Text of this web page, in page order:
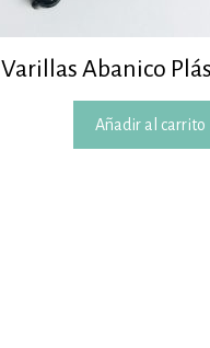
Varillas Abanico
Añadir al carrito